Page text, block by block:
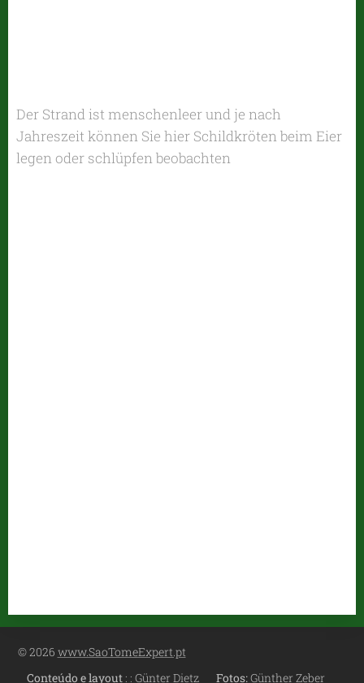
Der Strand ist menschenleer und je nach
Jahreszeit können Sie hier Schildkröten beim Eier
legen oder schlüpfen beobachten
© 2026 www.SaoTomeExpert.pt
Conteúdo e layout : : Günter Dietz Fotos:Günther Zeber